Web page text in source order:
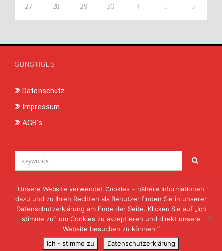
27 28 29 30 1 2 3
SONSTIGES
Datenschutz
Impressum
AGB’s
KONTAKT
info@volksmusik-unterfranken.de
Unsere Website verwendet Cookies – nähere Informationen
dazu und zu Ihren Rechten als Benutzer finden Sie in unserer
Datenschutzerklärung am Ende der Seite. Klicken Sie auf „Ich
stimme zu“, um Cookies zu akzeptieren und direkt unsere
Website besuchen zu können.“
Ich - stimme zu
Datenschutzerklärung